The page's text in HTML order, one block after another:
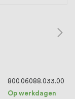
800.06088.033.00
Op werkdagen